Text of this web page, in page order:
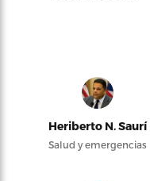
Heriberto N. Saurí
Salud y emergencias